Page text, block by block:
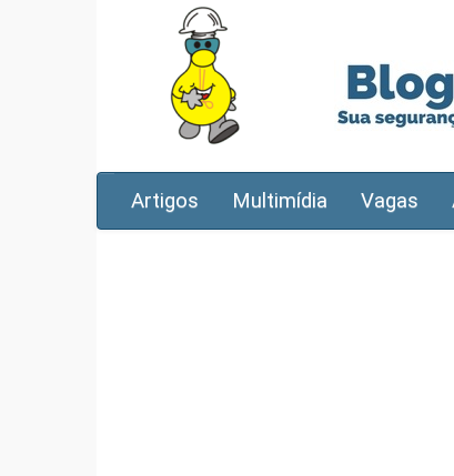
Artigos Multimídia Vagas